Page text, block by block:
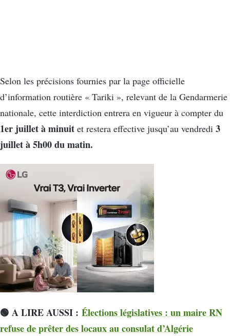
Selon les précisions fournies par la page officielle
d’information routière « Tariki », relevant de la Gendarmerie
nationale, cette interdiction entrera en vigueur à compter du
1er juillet à minuit et restera effective jusqu’au vendredi 3
juillet à 5h00 du matin.
🟢 A LIRE AUSSI : Élections législatives : un maire RN
refuse de prêter des locaux au consulat d’Algérie